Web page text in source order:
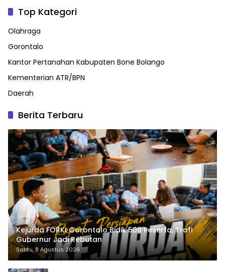
Top Kategori
Olahraga
Gorontalo
Kantor Pertanahan Kabupaten Bone Bolango
Kementerian ATR/BPN
Daerah
Berita Terbaru
Kejurda FORKI Gorontalo Bidik 500 Peserta, Trofi
Gubernur Jadi Rebutan
Sabtu, 8 Agustus 2026